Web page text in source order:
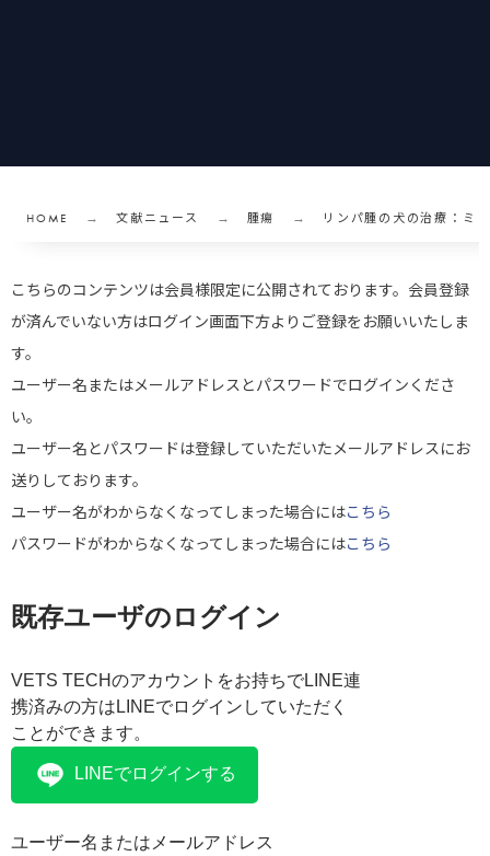
HOME 文献ニュース 腫瘍 リンパ腫の犬の治療：ミ
こちらのコンテンツは会員様限定に公開されております。会員登録
が済んでいない方はログイン画面下方よりご登録をお願いいたしま
す。
ユーザー名またはメールアドレスとパスワードでログインくださ
い。
ユーザー名とパスワードは登録していただいたメールアドレスにお
送りしております。
ユーザー名がわからなくなってしまった場合にはこちら
パスワードがわからなくなってしまった場合にはこちら
VETS TECHのアカウントをお持ちでLINE連
携済みの方はLINEでログインしていただく
ことができます。
LINEでログインする
既存ユーザのログイン
ユーザー名またはメールアドレス